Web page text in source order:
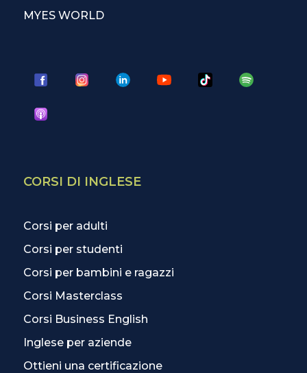
MYES WORLD
CORSI DI INGLESE
Corsi per adulti
Corsi per studenti
Corsi per bambini e ragazzi
Corsi Masterclass
Corsi Business English
Inglese per aziende
Ottieni una certificazione